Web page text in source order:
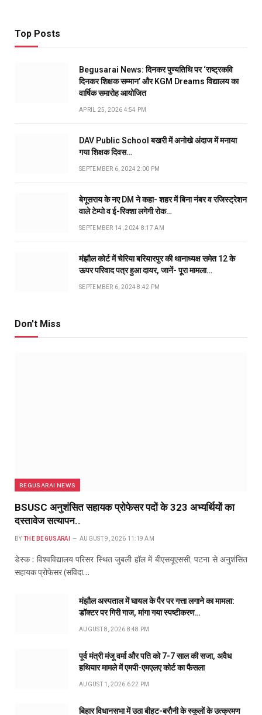
Top Posts
Begusarai News: दिनकर पुण्यतिथि पर ‘राष्ट्रकवि
दिनकर शिक्षक सम्मान’ और KGM Dreams विद्यालय का
वार्षिक समारोह आयोजित
APRIL 25, 2026 4:54 PM
DAV Public School बखरी में अनोखे अंदाज में मनाया
गया शिक्षक दिवस…
SEPTEMBER 6, 2024 2:00 PM
बेगूसराय के नए DM ने कहा- शहर में बिना नंबर व रजिस्ट्रेशन
वाले टेम्पो व ई-रिक्शा लगेगी रोक…
SEPTEMBER 14, 2024 8:17 AM
मंझौल कोर्ट में चेरिया बरियारपुर की थानाध्यक्ष समेत 12 के
ऊपर परिवाद पत्र हुआ दायर, जानें- पूरा मामला…
SEPTEMBER 6, 2024 8:42 PM
Don't Miss
BEGUSARAI NEWS
BSUSC अनुशंसित सहायक प्रोफेसर पदों के 323 अभ्यर्थियों का
दस्तावेज सत्यापन..
BY THE BEGUSARAI AUGUST 9, 2026 11:19 AM
डेस्क : विश्वविद्यालय परिसर स्थित जुबली हॉल में बीएसयूएससी, पटना से अनुशंसित
सहायक प्रोफेसर (संविदा…
मंझौल अस्पताल में घायल के पैर पर गत्ता लगाने का मामला:
डॉक्टर पर गिरी गाज, मांगा गया स्पष्टीकरण…
AUGUST 8, 2026 8:48 PM
पूर्व मंत्री मंजू वर्मा और पति को 7-7 साल की सजा, अवैध
हथियार मामले में एमपी-एमएलए कोर्ट का फैसला
AUGUST 1, 2026 6:22 PM
बिहार विधानसभा में उठा बीहट-बरौनी के स्कूलों के उत्क्रमण